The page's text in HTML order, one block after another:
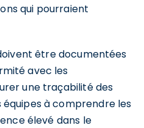
qui pourraient
être documentées
avec les
une traçabilité des
équipes à comprendre les
élevé dans le